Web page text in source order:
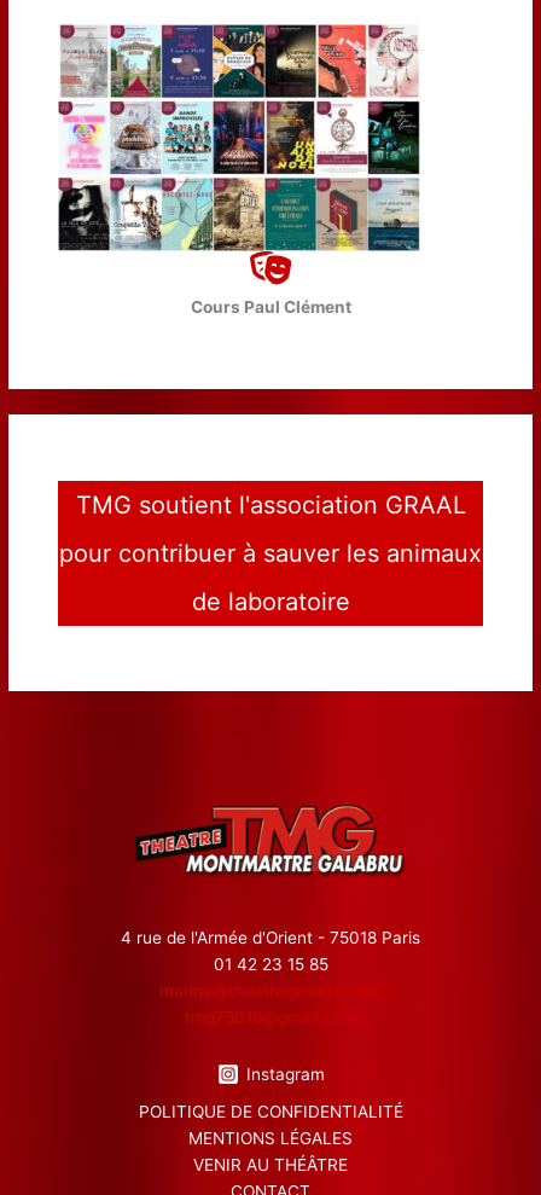
Cours Paul Clément
TMG soutient l'association GRAAL
pour contribuer à sauver les animaux
de laboratoire
4 rue de l'Armée d'Orient - 75018 Paris
01 42 23 15 85
marina@theatregalabru.com
tmg75018@gmail.com
Instagram
POLITIQUE DE CONFIDENTIALITÉ
MENTIONS LÉGALES
VENIR AU THÉÂTRE